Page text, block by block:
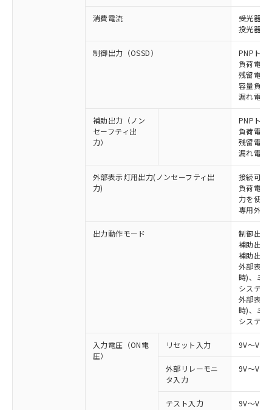
消費電流
受光器:
投光器:
制御出力（OSSD）
PNPトラ
負荷電流
残留電圧
容量負荷
漏れ電流
補助出力（ノン
セーフティ出
力）
PNPトラ
負荷電流
残留電圧
漏れ電流
外部表示灯用出力(ノンセーフティ出
力)
接続可能
負荷電流
力を使用
専用外部
出力動作モード
制御出力
補助出力
補助出力
外部表示
時)、ミ
システム
外部表示
時)、ミ
システム
入力電圧（ON電
圧）
リセット入力 9V～Vs
外部リレーモニ
タ入力
9V～Vs
テスト入力 9V～Vs